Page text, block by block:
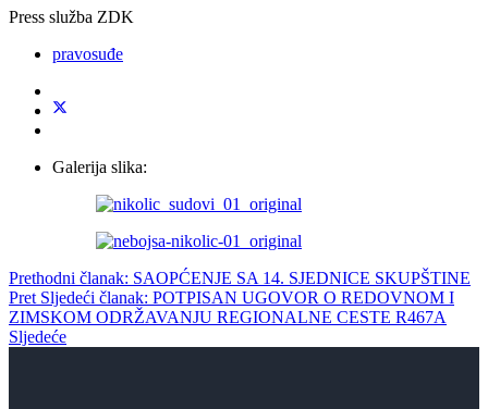
Press služba ZDK
pravosuđe
Galerija slika:
Prethodni članak: SAOPĆENJE SA 14. SJEDNICE SKUPŠTINE
Pret Sljedeći članak: POTPISAN UGOVOR O REDOVNOM I
ZIMSKOM ODRŽAVANJU REGIONALNE CESTE R467A
Sljedeće